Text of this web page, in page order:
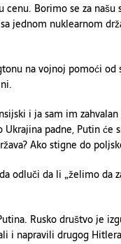
cenu. Borimo se za
jednom nuklearnom
na vojnoj pomoći
i ja sam im
Ukrajina padne, Putin će
Ako stigne do
odluči da li „želimo da
Rusko društvo je
i napravili drugog